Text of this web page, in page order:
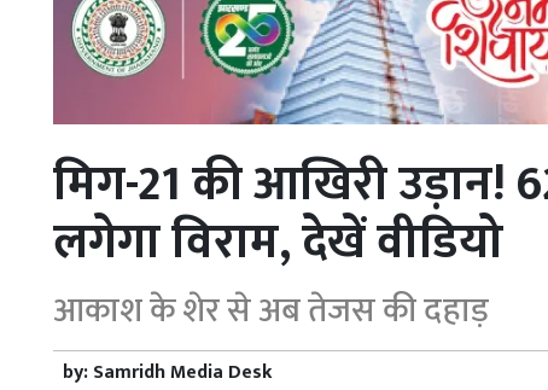
मिग-21 की आखिरी उड़ान!
लगेगा विराम, देखें वीडियो
आकाश के शेर से अब तेजस की दहाड़
by:Samridh Media Desk